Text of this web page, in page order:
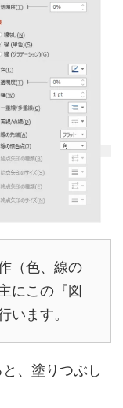
（色、線の
にこの『図
います。
、塗りつぶし